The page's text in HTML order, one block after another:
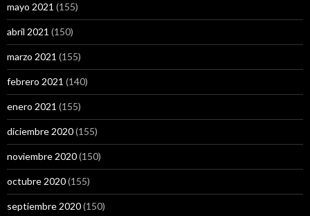
mayo 2021 (155)
abril 2021 (150)
marzo 2021 (155)
febrero 2021 (140)
enero 2021 (155)
diciembre 2020(155)
noviembre 2020(150)
octubre 2020(155)
septiembre 2020(150)